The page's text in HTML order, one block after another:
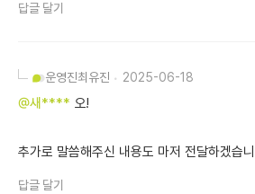
답글 달기
운영진최유진 2025-06-18
@새**** 오!
추가로 말씀해주신 내용도 마저 전달하겠습
답글 달기